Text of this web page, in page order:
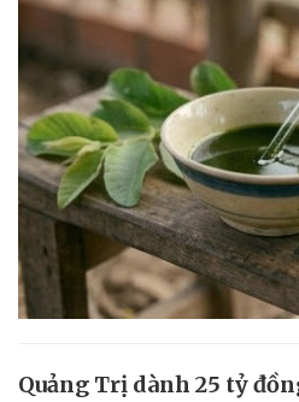
Quảng Trị dành 25 tỷ